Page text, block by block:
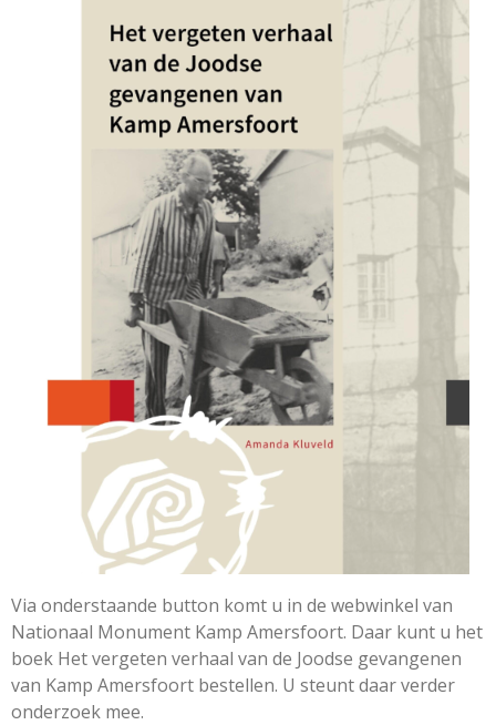
Via onderstaande button komt u in de webwinkel van
Nationaal Monument Kamp Amersfoort. Daar kunt u het
boek Het vergeten verhaal van de Joodse gevangenen
van Kamp Amersfoort bestellen. U steunt daar verder
onderzoek mee.